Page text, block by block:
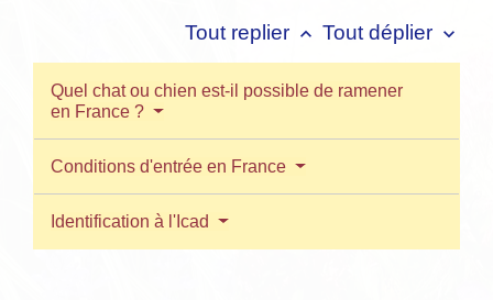
Tout replier keyboard_arrow_up Tout déplier keyboard_arrow_down
Quel chat ou chien est-il possible de ramener
en France ?
Conditions d'entrée en France
Identification à l'Icad